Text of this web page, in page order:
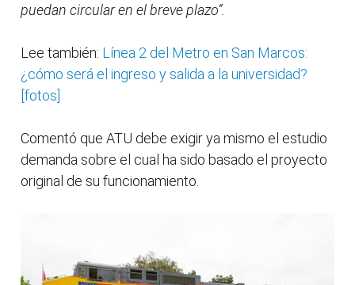
puedan circular en el breve plazo”.
Lee también: Línea 2 del Metro en San Marcos:
¿cómo será el ingreso y salida a la universidad?
[fotos]
Comentó que ATU debe exigir ya mismo el estudio
demanda sobre el cual ha sido basado el proyecto
original de su funcionamiento.